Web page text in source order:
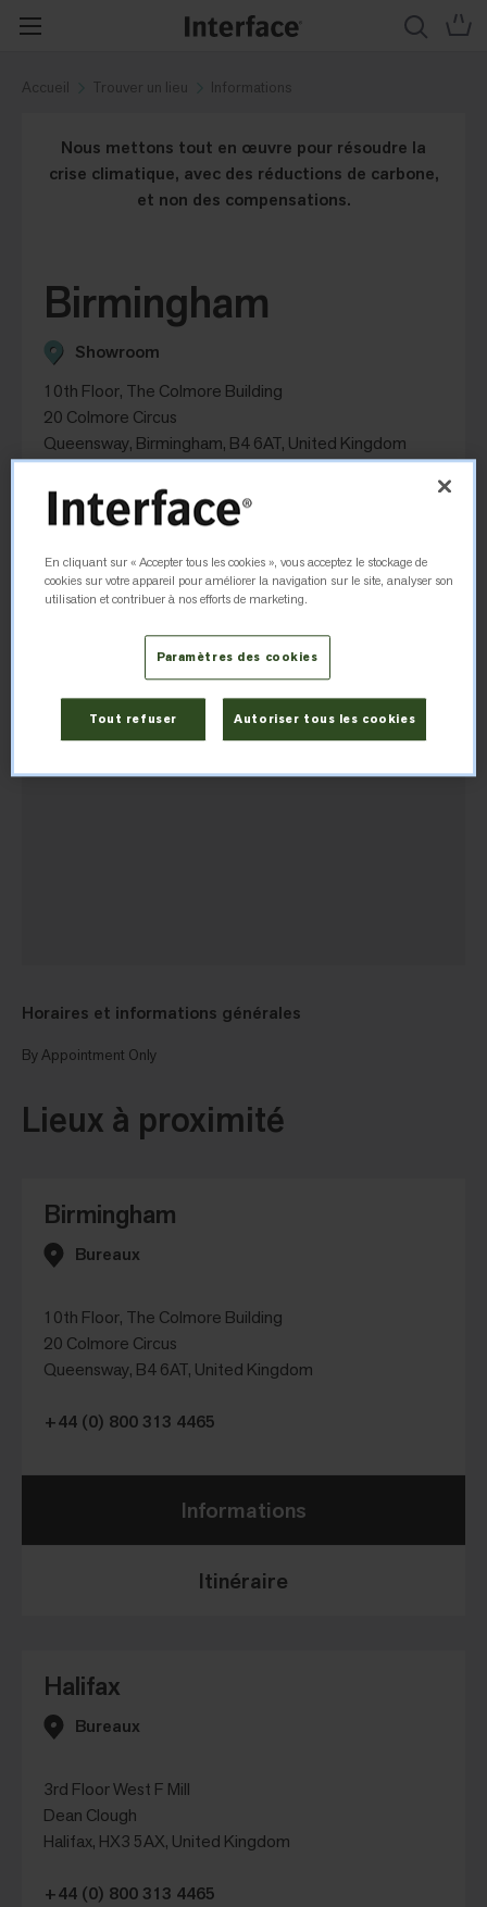
Accueil Trouver un lieu Informations
Nous mettons tout en œuvre pour résoudre la
crise climatique, avec des réductions de carbone,
et non des compensations.
Birmingham
Showroom
10th Floor, The Colmore Building
20 Colmore Circus
Queensway, Birmingham, B4 6AT, United Kingdom
+44 (0) 800 313 4465
Itinéraire
Horaires et informations générales
By Appointment Only
Lieux à proximité
Birmingham
Bureaux
10th Floor, The Colmore Building
20 Colmore Circus
Queensway, B4 6AT, United Kingdom
+44 (0) 800 313 4465
Informations
Itinéraire
Halifax
Bureaux
3rd Floor West F Mill
Dean Clough
Halifax, HX3 5AX, United Kingdom
+44 (0) 800 313 4465
En cliquant sur « Accepter tous les cookies », vous acceptez le stockage de
cookies sur votre appareil pour améliorer la navigation sur le site, analyser son
utilisation et contribuer à nos efforts de marketing.
Paramètres des cookies
Tout refuser Autoriser tous les cookies